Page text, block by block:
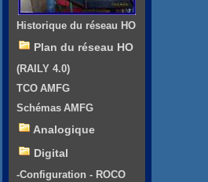
Historique du réseau HO
Plan du réseau HO
(RAILY 4.0)
TCO AMFG
Schémas AMFG
Analogique
Digital
-Configuration - ROCO